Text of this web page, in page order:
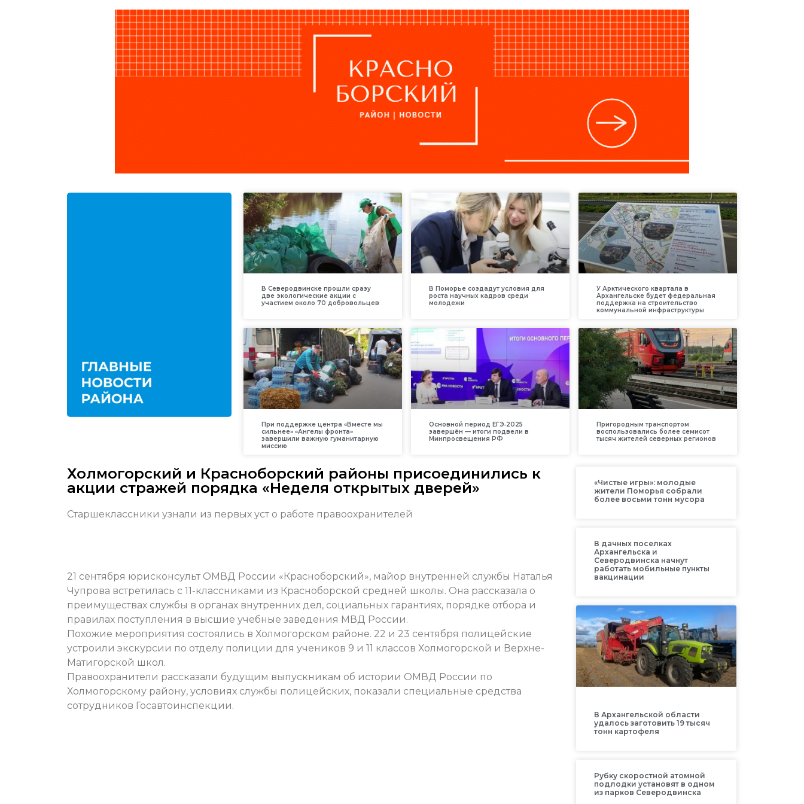
В Северодвинске прошли сразу
две экологические акции с
участием около 70 добровольцев
В Поморье создадут условия для
роста научных кадров среди
молодежи
У Арктического квартала в
Архангельске будет федеральная
поддержка на строительство
коммунальной инфраструктуры
При поддержке центра «Вместе мы
сильнее» «Ангелы фронта»
завершили важную гуманитарную
миссию
Основной период ЕГЭ‑2025
завершён — итоги подвели в
Минпросвещения РФ
Пригородным транспортом
воспользовались более семисот
тысяч жителей северных регионов
Холмогорский и Красноборский районы присоединились к
акции стражей порядка «Неделя открытых дверей»
Старшеклассники узнали из первых уст о работе правоохранителей
21 сентября юрисконсульт ОМВД России «Красноборский», майор внутренней службы Наталья
Чупрова встретилась с 11-классниками из Красноборской средней школы. Она рассказала о
преимуществах службы в органах внутренних дел, социальных гарантиях, порядке отбора и
правилах поступления в высшие учебные заведения МВД России.
Похожие мероприятия состоялись в Холмогорском районе. 22 и 23 сентября полицейские
устроили экскурсии по отделу полиции для учеников 9 и 11 классов Холмогорской и Верхне-
Матигорской школ.
Правоохранители рассказали будущим выпускникам об истории ОМВД России по
Холмогорскому району, условиях службы полицейских, показали специальные средства
сотрудников Госавтоинспекции.
«Чистые игры»: молодые
жители Поморья собрали
более восьми тонн мусора
В дачных поселках
Архангельска и
Северодвинска начнут
работать мобильные пункты
вакцинации
В Архангельской области
удалось заготовить 19 тысяч
тонн картофеля
Рубку скоростной атомной
подлодки установят в одном
из парков Северодвинска